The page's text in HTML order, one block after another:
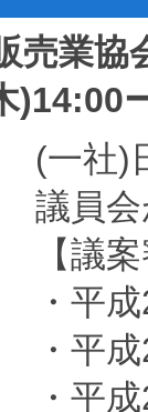
売業
(一社)
議員
【議
・平
・平
・平